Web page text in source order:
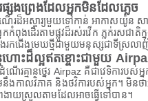
ងព្រេងដែលអ្នកមិនដែលភ្លេច
ើរដ៏អស្ចារ្យមួយទៅកាន់ អាកាសយ៉ូន ស
កកំពុងដើរតាមផ្លូវដ៏រស់រវើក ភ្លក់រ
ែងរកជើងមេឃថ្មីជាមួយមនុស្សជាទីស្រ
ហោះដ៏ល្អឥតខ្ចោះជាមួយ
ណើរគ្មានថ្នេរ Airpaz គឺជាវេទិកា
កាលវិភាគ និងថវិការបស់អ្នក។ មិនថា
ងាយស្រួលតាមដែលអាចធ្វើទៅបាន។